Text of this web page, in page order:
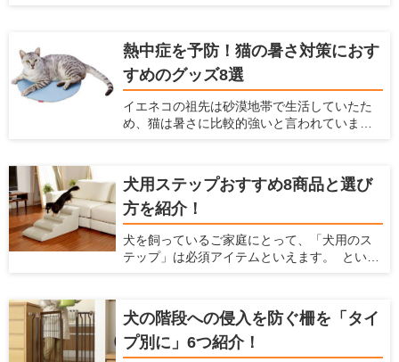
場所にいた方が外敵から身を守りやすい」と
いう本能から安心感がうまれます。 また猫の
行動可能範囲が三次元化されることにより、
猫のストレス解消・運動不足解消にも役立ち
ます。 最近のキャットウォールには、複数の
パーツをそれぞれ設置し組み合わせて使うも
事では、キャットウォールの選び方とおすす
め商品を紹介します。
熱中症を予防！猫の暑さ対策におす
すめのグッズ8選
イエネコの祖先は砂漠地帯で生活していたた
め、猫は暑さに比較的強いと言われていま
発汗による体温調節ができません。 体温が急
激に上がるとなかなか体温を下げられず、夏
の暑い時期には熱中症になってしまう危険性
があります。 熱中症になると命を落とす可能
性もあるので、飼い主はしっかり猫の暑さ対
策をしてあげなくてはなりません。 そこで今
グッズを紹介します。
犬用ステップおすすめ8商品と選び
方を紹介！
犬を飼っているご家庭にとって、「犬用のス
テップ」は必須アイテムといえます。 という
からです。もし犬を飼っているなら、"犬用の
ステップを準備するのがおすすめ。 ここで
は、犬と飼い主のための住宅情報を提供して
いる愛犬家住宅が、犬用のステップの重要性
犬の階段への侵入を防ぐ柵を「タイ
プ別に」6つ紹介！